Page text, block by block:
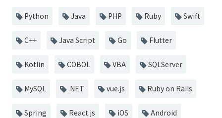
Python Java PHP Ruby Swift
C++ Java Script Go Flutter
Kotlin COBOL VBA SQLServer
MySQL .NET vue.js Ruby on Rails
Spring React.js iOS Android